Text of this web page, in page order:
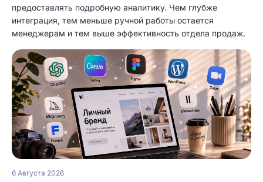
предоставлять подробную аналитику. Чем глубже
интеграция, тем меньше ручной работы остается
менеджерам и тем выше эффективность отдела продаж.
6 Августа 2026